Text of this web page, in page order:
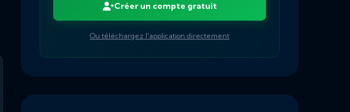
Créer un compte gratuit
Ou téléchargez l'application directement